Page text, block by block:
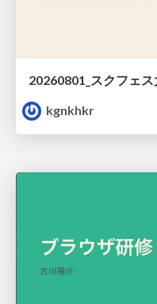
20260801_スクフェス
kgnkhkr